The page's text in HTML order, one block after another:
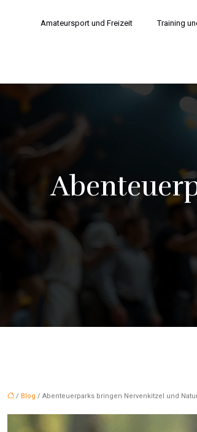
Training
Amateursport und Freizeit
/ Blog / Abenteuerparks bringen Nervenkitzel und